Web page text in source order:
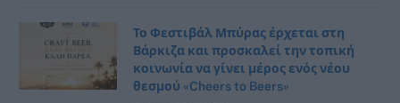
Το Φεστιβάλ Μπύρας έρχεται στη
Βάρκιζα και προσκαλεί την τοπική
κοινωνία να γίνει μέρος ενός νέου
θεσμού «Cheers to Beers»